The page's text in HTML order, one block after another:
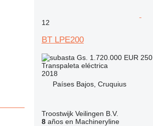
12
BT LPE200
Gs. 1.720.000 EUR 250
Transpaleta eléctrica
2018
Países Bajos, Cruquius
Troostwijk Veilingen B.V.
8años en Machineryline